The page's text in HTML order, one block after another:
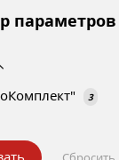
параметров
3